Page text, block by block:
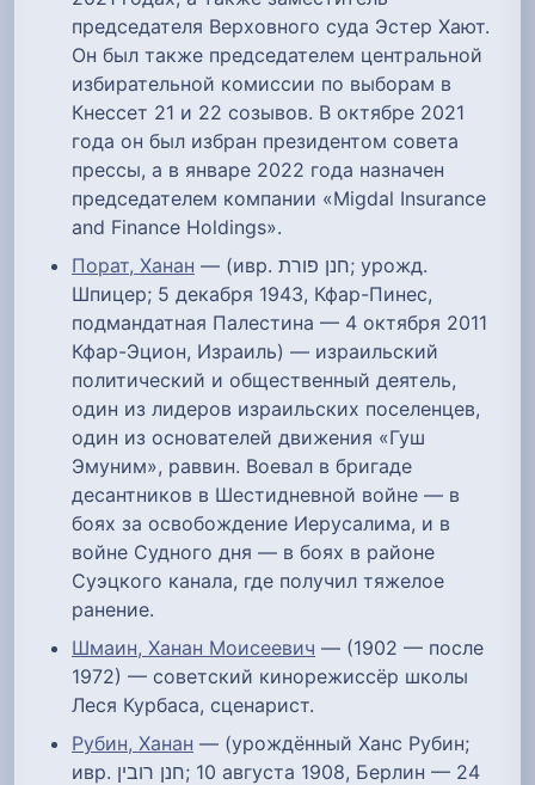
председателя Верховного суда Эстер Хают.
Он был также председателем центральной
избирательной комиссии по выборам в
Кнессет 21 и 22 созывов. В октябре 2021
года он был избран президентом совета
прессы, а в январе 2022 года назначен
председателем компании «Migdal Insurance
and Finance Holdings».
Порат, Ханан — (ивр. חנן פורת‎; урожд.
Шпицер; 5 декабря 1943, Кфар-Пинес,
подмандатная Палестина — 4 октября 2011
Кфар-Эцион, Израиль) — израильский
политический и общественный деятель,
один из лидеров израильских поселенцев,
один из основателей движения «Гуш
Эмуним», раввин. Воевал в бригаде
десантников в Шестидневной войне — в
боях за освобождение Иерусалима, и в
войне Судного дня — в боях в районе
Суэцкого канала, где получил тяжелое
ранение.
Шмаин, Ханан Моисеевич — (1902 — после
1972) — советский кинорежиссёр школы
Леся Курбаса, сценарист.
Рубин, Ханан — (урождённый Ханс Рубин;
ивр. חנן רובין‎; 10 августа 1908, Берлин — 24